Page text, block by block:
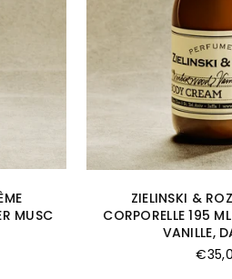
MUSC
ZIELINSKI &
CORPORELLE 195
VANILLE,
Prix